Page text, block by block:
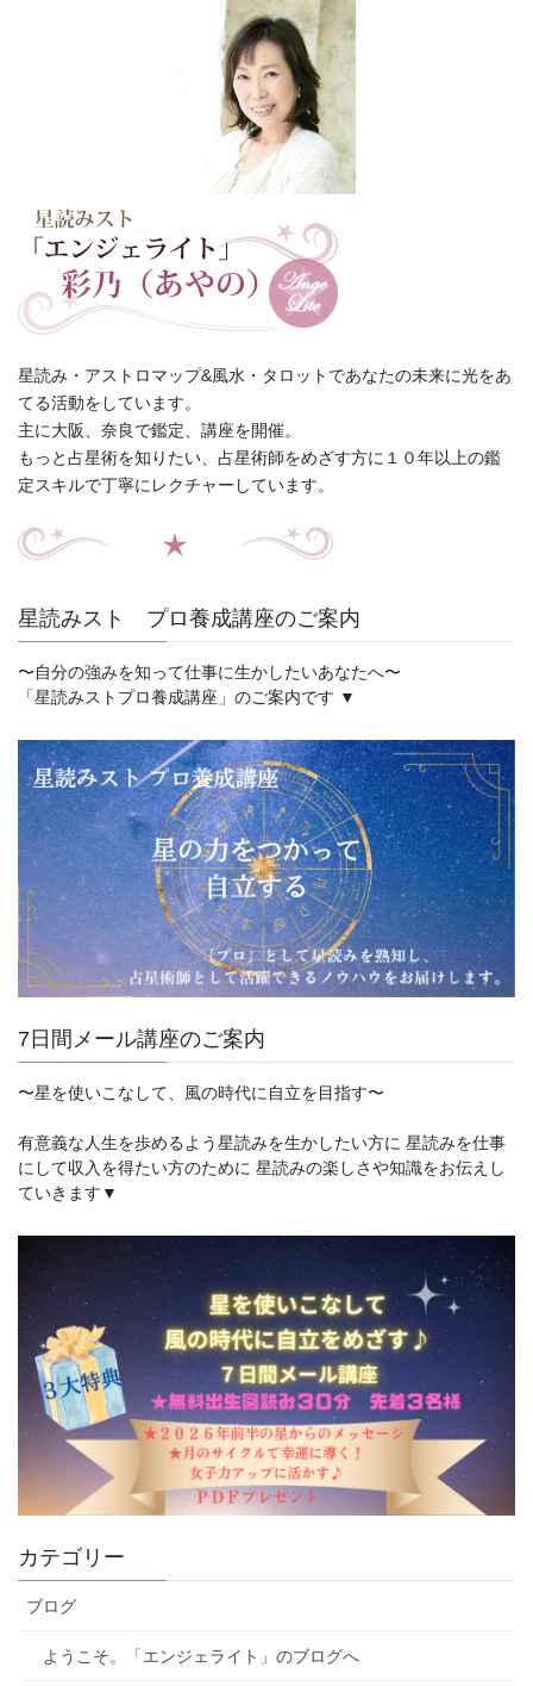
星読み・アストロマップ&風水・タロットであなたの未来に光をあ
てる活動をしています。
主に大阪、奈良で鑑定、講座を開催。
もっと占星術を知りたい、占星術師をめざす方に１０年以上の鑑
定スキルで丁寧にレクチャーしています。
星読みスト プロ養成講座のご案内
〜自分の強みを知って仕事に生かしたいあなたへ〜
「星読みストプロ養成講座」のご案内です ▼
7日間メール講座のご案内
〜星を使いこなして、風の時代に自立を目指す〜
有意義な人生を歩めるよう星読みを生かしたい方に 星読みを仕事
にして収入を得たい方のために 星読みの楽しさや知識をお伝えし
ていきます▼
カテゴリー
ブログ
ようこそ。「エンジェライト」のブログへ